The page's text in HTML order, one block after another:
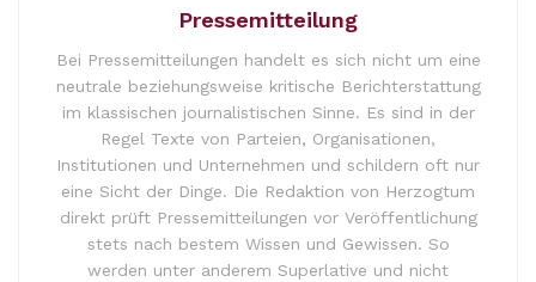
Pressemitteilung
Bei Pressemitteilungen handelt es sich nicht um eine
neutrale beziehungsweise kritische Berichterstattung
im klassischen journalistischen Sinne. Es sind in der
Regel Texte von Parteien, Organisationen,
Institutionen und Unternehmen und schildern oft nur
eine Sicht der Dinge. Die Redaktion von Herzogtum
direkt prüft Pressemitteilungen vor Veröffentlichung
stets nach bestem Wissen und Gewissen. So
werden unter anderem Superlative und nicht